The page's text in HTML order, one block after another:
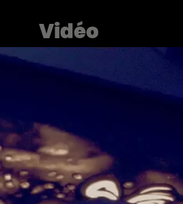
Vidéo